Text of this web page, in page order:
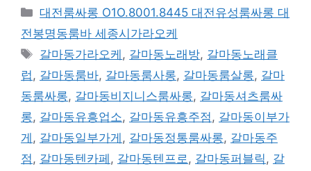
카
테
고
리
대전룸싸롱 O1O.8001.8445 대전유성룸싸롱 대
전봉명동룸바 세종시가라오케
태
그
갈마동가라오케 , 갈마동노래방, 갈마동노래클
럽 , 갈마동룸바, 갈마동룸사롱, 갈마동룸살롱, 갈마
동룸싸롱, 갈마동비지니스룸싸롱, 갈마동셔츠룸싸
롱, 갈마동유흥업소, 갈마동유흥주점 , 갈마동이부가
게 , 갈마동일부가게 , 갈마동정통룸싸롱, 갈마동주
점 , 갈마동텐카페 , 갈마동텐프로 , 갈마동퍼블릭 , 갈